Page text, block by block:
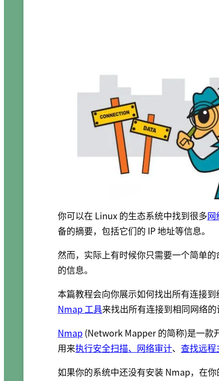
你可以在 Linux 的生态系统中找到很多网
备的摘要，包括它们的 IP 地址等信息。
然而，实际上有时候你只需要一个简单
的信息。
本篇教程会向你展示如何找出所有连接
Nmap 工具来找出所有连接到相同网络
Nmap(Network Mapper 的简称)是一款
用来执行安全扫描、网络审计、 查找远程
如果你的系统中还没有安装 Nmap，在